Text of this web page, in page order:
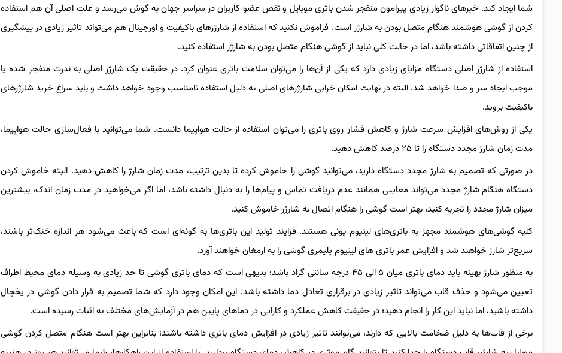
شما ایجاد کند. خبرهای ناگوار زیادی پیرامون منفجر شدن باتری موبایل و نقص عضو کاربران در سراسر جهان به گوش می‌رسد و علت اصلی آن هم استفاده
کردن از گوشی هوشمند هنگام متصل بودن به شارژر است. فراموش نکنید که استفاده از شارژرهای باکیفیت و اورجینال هم می‌تواند تاثیر زیادی در پیشگیری
از چنین اتفاقاتی داشته باشد، اما در حالت کلی نباید از گوشی هنگام متصل بودن به شارژر استفاده کنید.
استفاده از شارژر اصلی دستگاه مزایای زیادی دارد که یکی از آن‌ها را می‌توان سلامت باتری عنوان کرد. در حقیقت یک شارژر اصلی به ندرت منفجر شده یا
موجب ایجاد سر و صدا خواهد شد. البته در نهایت امکان خرابی شارژرهای اصلی به دلیل استفاده نامناسب وجود خواهد داشت و باید سراغ خرید شارژرهای
باکیفیت بروید.
یکی از روش‌های افزایش سرعت شارژ و کاهش فشار روی باتری را می‌توان استفاده از حالت هواپیما دانست. شما می‌توانید با فعال‌سازی حالت هواپیما،
مدت زمان شارژ مجدد دستگاه را تا ۲۵ درصد کاهش دهید.
در صورتی که تصمیم به شارژ مجدد دستگاه دارید، می‌توانید گوشی را خاموش کرده تا بدین ترتیب، مدت زمان شارژ را کاهش دهید. البته خاموش کردن
دستگاه هنگام شارژ مجدد می‌تواند معایبی همانند عدم دریافت تماس و پیام‌ها را به دنبال داشته باشد، اما اگر می‌خواهید در مدت زمان اندک، بیشترین
میزان شارژ مجدد را تجربه کنید، بهتر است گوشی را هنگام اتصال به شارژر خاموش کنید.
کلیه گوشی‌های هوشمند مجهز به باتری‌های لیتیوم یونی هستند. فرایند تولید این باتری‌ها به گونه‌ای است که باعث می‌شود هر اندازه خنک‌تر باشند،
سریع‌تر شارژ خواهند شد و افزایش عمر باتری های لیتیوم پلیمری گوشی را به ارمغان خواهند آورد.
به منظور شارژ بهینه باید دمای باتری میان ۵ الی ۴۵ درجه سانتی گراد باشد؛ بدیهی است که دمای باتری گوشی تا حد زیادی به وسیله دمای محیط اطراف
تعیین می‌شود و حذف قاب می‌تواند تاثیر زیادی در برقراری تعادل دما داشته باشد. این امکان وجود دارد که شما تصمیم به قرار دادن گوشی در یخچال
داشته باشید، اما نباید این کار را انجام دهید؛ در حقیقت کاهش عملکرد و کارایی در دماهای پایین هم در آزمایش‌های مختلف به اثبات رسیده است.
برخی از قاب‌ها به دلیل ضخامت بالایی که دارند، می‌توانند تاثیر زیادی در افزایش دمای باتری داشته باشند؛ بنابراین بهتر است هنگام متصل کردن گوشی